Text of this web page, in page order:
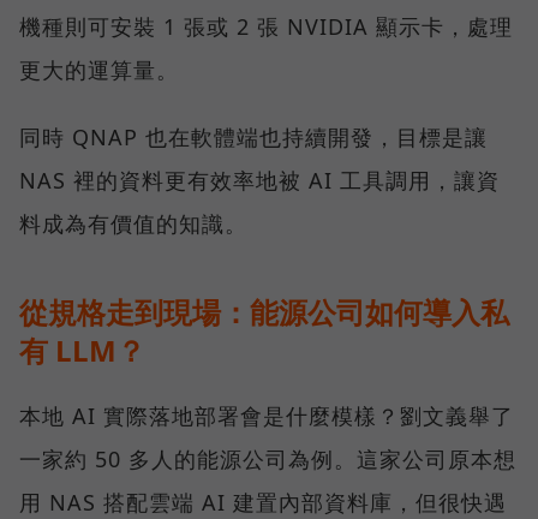
機種則可安裝 1 張或 2 張 NVIDIA 顯示卡，處理
更大的運算量。
同時 QNAP 也在軟體端也持續開發，目標是讓
NAS 裡的資料更有效率地被 AI 工具調用，讓資
料成為有價值的知識。
從規格走到現場：能源公司如何導入私
有 LLM？
本地 AI 實際落地部署會是什麼模樣？劉文義舉了
一家約 50 多人的能源公司為例。這家公司原本想
用 NAS 搭配雲端 AI 建置內部資料庫，但很快遇